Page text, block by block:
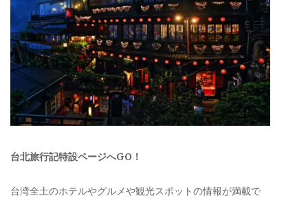
台北旅行記特設ページへGO！
台湾全土のホテルやグルメや観光スポットの情報が満載で